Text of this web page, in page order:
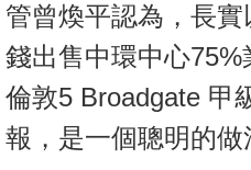
管曾煥平認為，長
錢出售中環中心
倫敦5 Broadgate 甲
報，是一個聰明的做